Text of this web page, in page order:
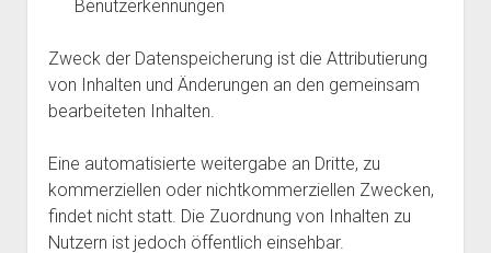
Benutzerkennungen
Zweck der Datenspeicherung ist die Attributierung
von Inhalten und Änderungen an den gemeinsam
bearbeiteten Inhalten.
Eine automatisierte weitergabe an Dritte, zu
kommerziellen oder nichtkommerziellen Zwecken,
findet nicht statt. Die Zuordnung von Inhalten zu
Nutzern ist jedoch öffentlich einsehbar.